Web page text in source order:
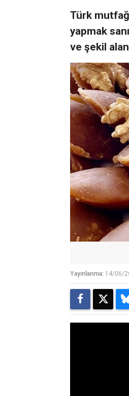
Türk
yapmak
ve şekil
Yayınlanma: 14/06/